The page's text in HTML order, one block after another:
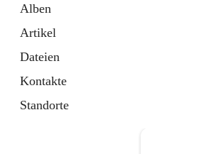
Alben
Artikel
Dateien
Kontakte
Standorte